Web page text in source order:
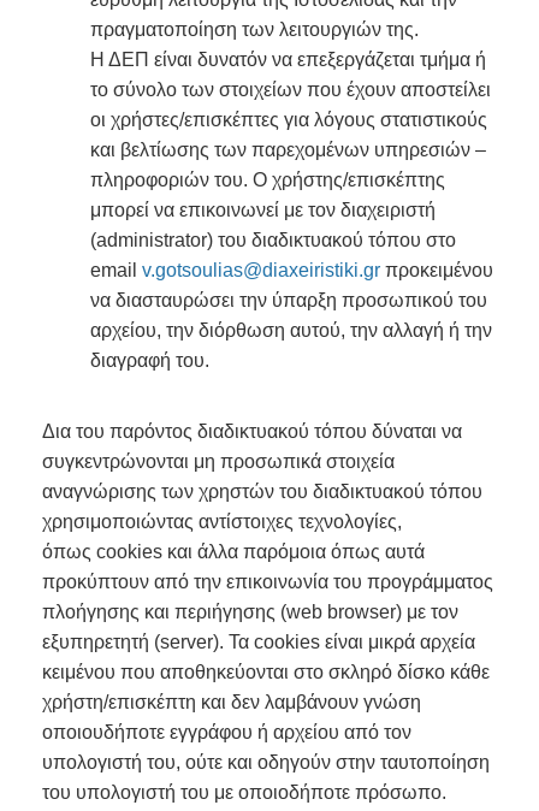
πραγματοποίηση των λειτουργιών της.
Η ΔΕΠ είναι δυνατόν να επεξεργάζεται τμήμα ή
το σύνολο των στοιχείων που έχουν αποστείλει
οι χρήστες/επισκέπτες για λόγους στατιστικούς
και βελτίωσης των παρεχομένων υπηρεσιών –
πληροφοριών του. Ο χρήστης/επισκέπτης
μπορεί να επικοινωνεί με τον διαχειριστή
(administrator) του διαδικτυακού τόπου στο
email v.gotsoulias@diaxeiristiki.gr προκειμένου
να διασταυρώσει την ύπαρξη προσωπικού του
αρχείου, την διόρθωση αυτού, την αλλαγή ή την
διαγραφή του.
Δια του παρόντος διαδικτυακού τόπου δύναται να
συγκεντρώνονται μη προσωπικά στοιχεία
αναγνώρισης των χρηστών του διαδικτυακού τόπου
χρησιμοποιώντας αντίστοιχες τεχνολογίες,
όπως cookies και άλλα παρόμοια όπως αυτά
προκύπτουν από την επικοινωνία του προγράμματος
πλοήγησης και περιήγησης (web browser) με τον
εξυπηρετητή (server). Τα cookies είναι μικρά αρχεία
κειμένου που αποθηκεύονται στο σκληρό δίσκο κάθε
χρήστη/επισκέπτη και δεν λαμβάνουν γνώση
οποιουδήποτε εγγράφου ή αρχείου από τον
υπολογιστή του, ούτε και οδηγούν στην ταυτοποίηση
του υπολογιστή του με οποιοδήποτε πρόσωπο.